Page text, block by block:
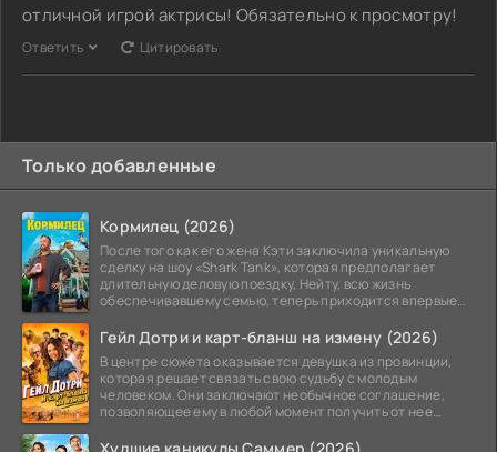
отличной игрой актрисы! Обязательно к просмотру!
Ответить Цитировать
Только добавленные
Кормилец (2026)
После того как его жена Кэти заключила уникальную
сделку на шоу «Shark Tank», которая предполагает
длительную деловую поездку, Нейту, всю жизнь
обеспечивавшему семью, теперь приходится впервые
Гейл Дотри и карт-бланш на измену (2026)
В центре сюжета оказывается девушка из провинции,
которая решает связать свою судьбу с молодым
человеком. Они заключают необычное соглашение,
позволяющее ему в любой момент получить от нее